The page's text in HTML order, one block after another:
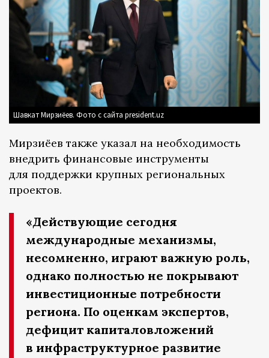
Шавкат Мирзиёев. Фото с сайта president.uz
Мирзиёев также указал на необходимость
внедрить финансовые инструменты
для поддержки крупных региональных
проектов.
«Действующие сегодня
международные механизмы,
несомненно, играют важную роль,
однако полностью не покрывают
инвестиционные потребности
региона. По оценкам экспертов,
дефицит капиталовложений
в инфраструктурное развитие